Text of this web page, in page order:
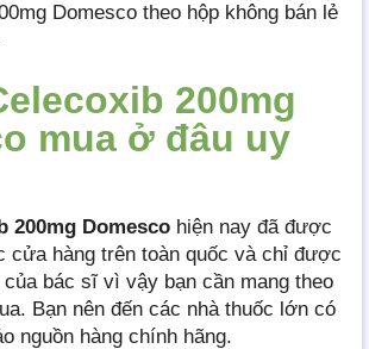
Domesco theo hộp không bán lẻ
200mg
mua ở đâu uy
200mg Domesco hiện nay đã được
cửa hàng trên toàn quốc và chỉ được
bác sĩ vì vậy bạn cần mang theo
Bạn nên đến các nhà thuốc lớn có
nguồn hàng chính hãng.